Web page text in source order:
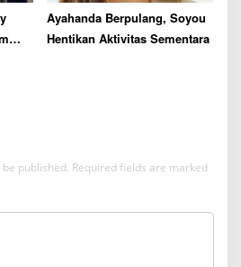
Ayahanda Berpulang, Soyou
Hentikan Aktivitas Sementara
published. Required fields are marked